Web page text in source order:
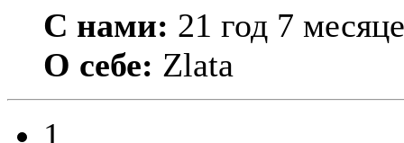
С нами: 21 год 7
О себе: Zlata
1